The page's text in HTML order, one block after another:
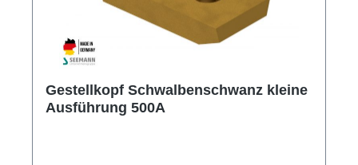
Gestellkopf Schwalbenschwanz kleine
Ausführung 500A